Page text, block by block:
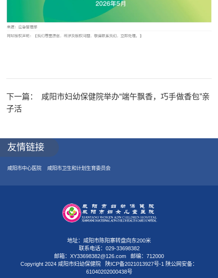
下一篇：
咸阳市妇幼保健院举办“端午飘香，巧手做香包”亲
子活
友情链接
咸阳市中心医院 咸阳市卫生和计划生育委员会
地址：咸阳市陈阳寨转盘向东200米
联系电话：029-33698382
邮箱：XY33698382@126.com 邮编：712000
Copyright 2024 咸阳市妇幼保健院
陕ICP备2021013927号-1 陕公网安备：
61040202000438号